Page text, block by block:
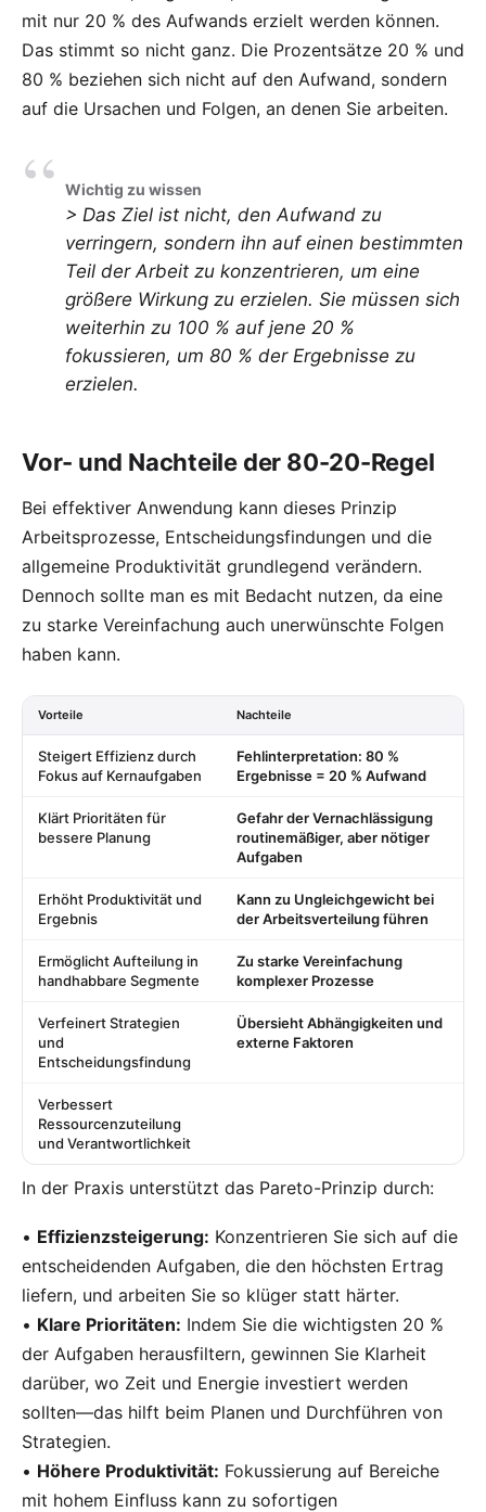
mit nur 20 % des Aufwands erzielt werden können.
Das stimmt so nicht ganz. Die Prozentsätze 20 % und
80 % beziehen sich nicht auf den Aufwand, sondern
auf die Ursachen und Folgen, an denen Sie arbeiten.
Wichtig zu wissen
> Das Ziel ist nicht, den Aufwand zu
verringern, sondern ihn auf einen bestimmten
Teil der Arbeit zu konzentrieren, um eine
größere Wirkung zu erzielen. Sie müssen sich
weiterhin zu 100 % auf jene 20 %
fokussieren, um 80 % der Ergebnisse zu
erzielen.
Vor- und Nachteile der 80-20-Regel
Bei effektiver Anwendung kann dieses Prinzip
Arbeitsprozesse, Entscheidungsfindungen und die
allgemeine Produktivität grundlegend verändern.
Dennoch sollte man es mit Bedacht nutzen, da eine
zu starke Vereinfachung auch unerwünschte Folgen
haben kann.
Vorteile Nachteile
Steigert Effizienz durch
Fokus auf Kernaufgaben
Fehlinterpretation: 80 %
Ergebnisse = 20 % Aufwand
Klärt Prioritäten für
bessere Planung
Gefahr der Vernachlässigung
routinemäßiger, aber nötiger
Aufgaben
Erhöht Produktivität und
Ergebnis
Kann zu Ungleichgewicht bei
der Arbeitsverteilung führen
Ermöglicht Aufteilung in
handhabbare Segmente
Zu starke Vereinfachung
komplexer Prozesse
Verfeinert Strategien
und
Entscheidungsfindung
Übersieht Abhängigkeiten und
externe Faktoren
Verbessert
Ressourcenzuteilung
und Verantwortlichkeit
In der Praxis unterstützt das Pareto-Prinzip durch:
• Effizienzsteigerung: Konzentrieren Sie sich auf die
entscheidenden Aufgaben, die den höchsten Ertrag
liefern, und arbeiten Sie so klüger statt härter.
• Klare Prioritäten: Indem Sie die wichtigsten 20 %
der Aufgaben herausfiltern, gewinnen Sie Klarheit
darüber, wo Zeit und Energie investiert werden
sollten—das hilft beim Planen und Durchführen von
Strategien.
• Höhere Produktivität: Fokussierung auf Bereiche
mit hohem Einfluss kann zu sofortigen